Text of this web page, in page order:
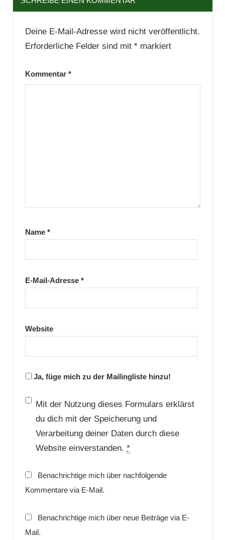
Deine E-Mail-Adresse wird nicht veröffentlicht.
Erforderliche Felder sind mit *markiert
Kommentar *
Name *
E-Mail-Adresse *
Website
Ja, füge mich zu der Mailingliste hinzu!
Mit der Nutzung dieses Formulars erklärst
du dich mit der Speicherung und
Verarbeitung deiner Daten durch diese
Website einverstanden. *
Benachrichtige mich über nachfolgende
Kommentare via E-Mail.
Benachrichtige mich über neue Beiträge via E-
Mail.